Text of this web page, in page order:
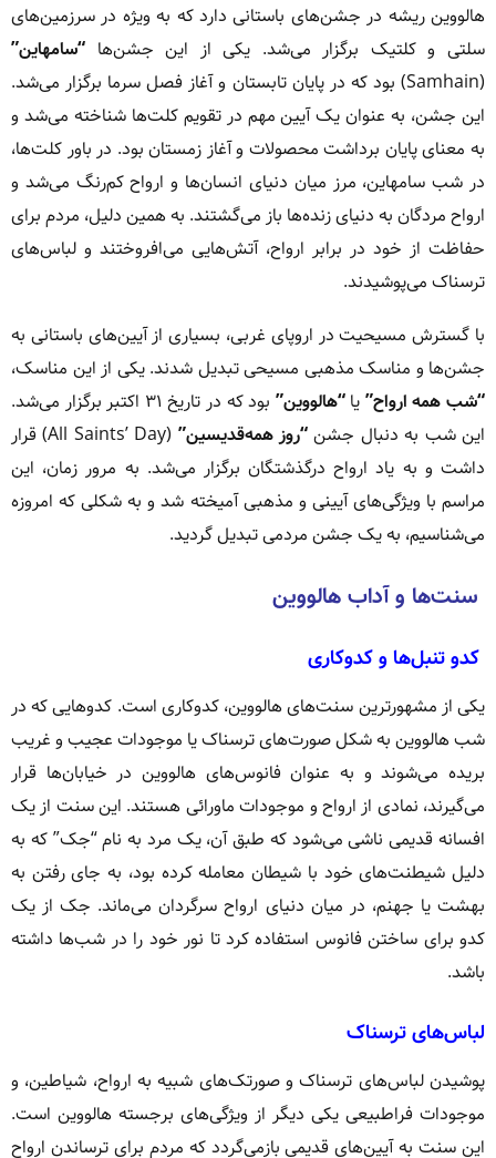
هالووین ریشه در جشن‌های باستانی دارد که به ویژه در سرزمین‌های
سلتی و کلتیک برگزار می‌شد. یکی از این جشن‌ها “سامهاین”
(Samhain) بود که در پایان تابستان و آغاز فصل سرما برگزار می‌شد.
این جشن، به عنوان یک آیین مهم در تقویم کلت‌ها شناخته می‌شد و
به معنای پایان برداشت محصولات و آغاز زمستان بود. در باور کلت‌ها،
در شب سامهاین، مرز میان دنیای انسان‌ها و ارواح کم‌رنگ می‌شد و
ارواح مردگان به دنیای زنده‌ها باز می‌گشتند. به همین دلیل، مردم برای
حفاظت از خود در برابر ارواح، آتش‌هایی می‌افروختند و لباس‌های
ترسناک می‌پوشیدند.
با گسترش مسیحیت در اروپای غربی، بسیاری از آیین‌های باستانی به
جشن‌ها و مناسک مذهبی مسیحی تبدیل شدند. یکی از این مناسک،
“شب همه‌ ارواح” یا“هالووین”
بود که در تاریخ ۳۱ اکتبر برگزار می‌شد.
این شب به دنبال جشن “روز همه‌قدیسین”
(All Saints’ Day) قرار
داشت و به یاد ارواح درگذشتگان برگزار می‌شد. به مرور زمان، این
مراسم با ویژگی‌های آیینی و مذهبی آمیخته شد و به شکلی که امروزه
می‌شناسیم، به یک جشن مردمی تبدیل گردید.
سنت‌ها و آداب هالووین
کدو تنبل‌ها و کدوکاری
یکی از مشهورترین سنت‌های هالووین، کدوکاری است. کدوهایی که در
شب هالووین به شکل صورت‌های ترسناک یا موجودات عجیب و غریب
بریده می‌شوند و به عنوان فانوس‌های هالووین در خیابان‌ها قرار
می‌گیرند، نمادی از ارواح و موجودات ماورائی هستند. این سنت از یک
افسانه قدیمی ناشی می‌شود که طبق آن، یک مرد به نام “جک” که به
دلیل شیطنت‌های خود با شیطان معامله کرده بود، به جای رفتن به
بهشت یا جهنم، در میان دنیای ارواح سرگردان می‌ماند. جک از یک
کدو برای ساختن فانوس استفاده کرد تا نور خود را در شب‌ها داشته
باشد.
لباس‌های ترسناک
پوشیدن لباس‌های ترسناک و صورتک‌های شبیه به ارواح، شیاطین، و
موجودات فراطبیعی یکی دیگر از ویژگی‌های برجسته هالووین است.
این سنت به آیین‌های قدیمی بازمی‌گردد که مردم برای ترساندن ارواح